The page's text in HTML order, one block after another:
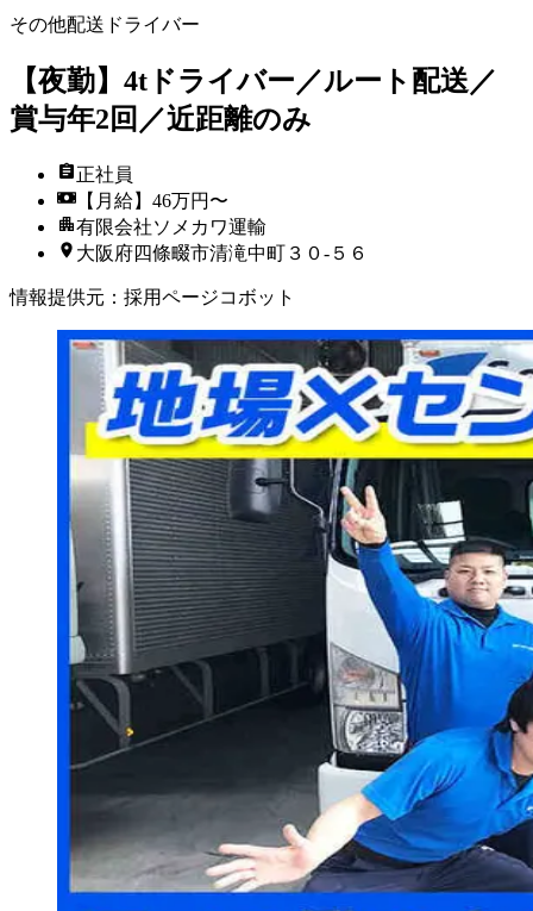
その他配送ドライバー
【夜勤】4tドライバー／ルート配送／
賞与年2回／近距離のみ
正社員
【月給】46万円〜
有限会社ソメカワ運輸
大阪府四條畷市清滝中町３０‐５６
情報提供元 ： 採用ページコボット